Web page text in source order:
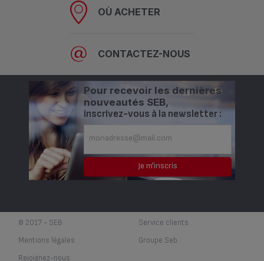
OÙ ACHETER
CONTACTEZ-NOUS
Pour recevoir les dernières
nouveautés SEB,
inscrivez-vous à la newsletter :
© 2017 - SEB
Service clients
Mentions légales
Groupe Seb
Rejoignez-nous